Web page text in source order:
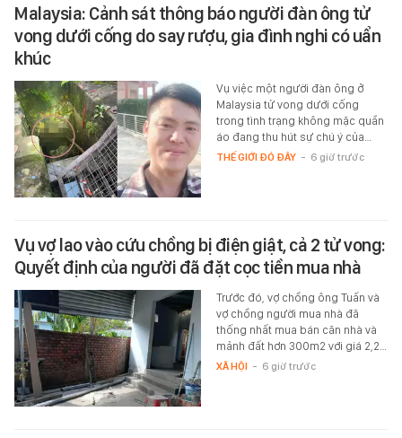
Malaysia: Cảnh sát thông báo người đàn ông tử
vong dưới cống do say rượu, gia đình nghi có uẩn
khúc
Vụ việc một người đàn ông ở
Malaysia tử vong dưới cống
trong tình trạng không mặc quần
áo đang thu hút sự chú ý của…
THẾ GIỚI ĐÓ ĐÂY - 6 giờ trước
Vụ vợ lao vào cứu chồng bị điện giật, cả 2 tử vong:
Quyết định của người đã đặt cọc tiền mua nhà
Trước đó, vợ chồng ông Tuấn và
vợ chồng người mua nhà đã
thống nhất mua bán căn nhà và
mảnh đất hơn 300m2 với giá 2,2…
XÃ HỘI - 6 giờ trước